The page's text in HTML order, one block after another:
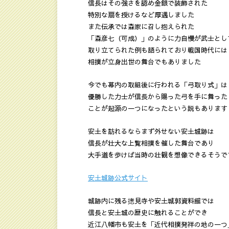
信長はその強さを認め金銀で装飾された
特別な扇を授けるなど厚遇しました
また伝承では森家に召し抱えられた
「森彦七（可成）」のように力自慢が武士とし
取り立てられた例も語られており戦国時代には
相撲が立身出世の舞台でもありました
今でも幕内の取組後に行われる「弓取り式」は
優勝した力士が信長から賜った弓を手に舞った
ことが起源の一つになったという説もあります
安土を訪れるならまず外せない安土城跡は
信長が壮大な上覧相撲を催した舞台であり
大手道を歩けば当時の壮観を想像できるそうで
安土城跡公式サイト
城跡内に残る摠見寺や安土城郭資料館では
信長と安土城の歴史に触れることができ
近江八幡市も安土を「近代相撲発祥の地の一つ